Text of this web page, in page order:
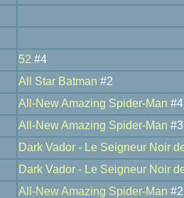
52 #4
All Star Batman #2
All-New Amazing Spider-Man #4
All-New Amazing Spider-Man #3
Dark Vador - Le Seigneur Noir
Dark Vador - Le Seigneur Noir
All-New Amazing Spider-Man #2